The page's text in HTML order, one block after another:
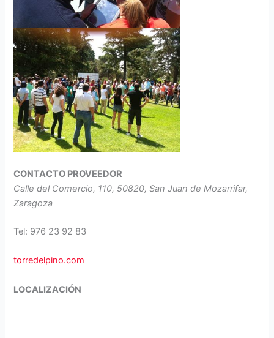
CONTACTO PROVEEDOR
Calle del Comercio, 110, 50820, San Juan de Mozarrifar,
Zaragoza
Tel: 976 23 92 83
torredelpino.com
LOCALIZACIÓN